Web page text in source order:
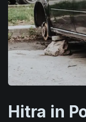
Hitra in